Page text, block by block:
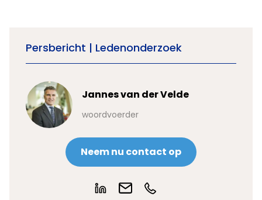
Persbericht | Ledenonderzoek
Jannes van der Velde
woordvoerder
Neem nu contact op